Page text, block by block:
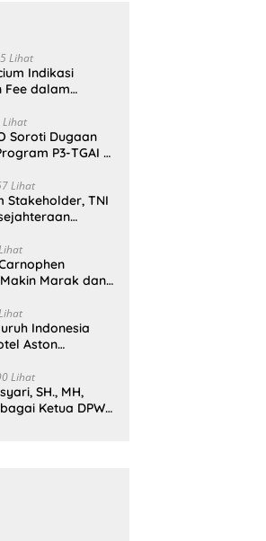
Lihat
Indikasi
Fee dalam
Lihat
Soroti Dugaan
P3-TGAI di
Lihat
Stakeholder, TNI
Marak dan
Indonesia
Aston
Lihat
SH., MH,
Ketua DPW